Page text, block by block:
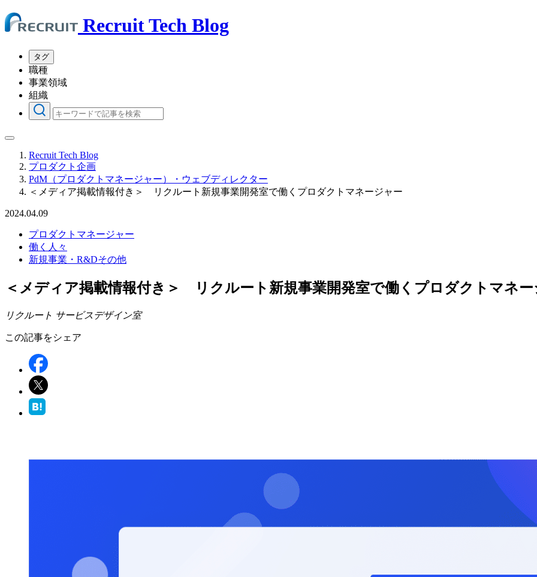
Recruit Tech Blog
タグ
職種
事業領域
組織
Recruit Tech Blog
プロダクト企画
PdM（プロダクトマネージャー）・ウェブディレクター
＜メディア掲載情報付き＞ リクルート新規事業開発室で働くプロダクトマネージャー
2024.04.09
プロダクトマネージャー
働く人々
新規事業・R&Dその他
＜メディア掲載情報付き＞ リクルート新規事業開発室で働くプロダクトマネー
リクルート サービスデザイン室
この記事をシェア